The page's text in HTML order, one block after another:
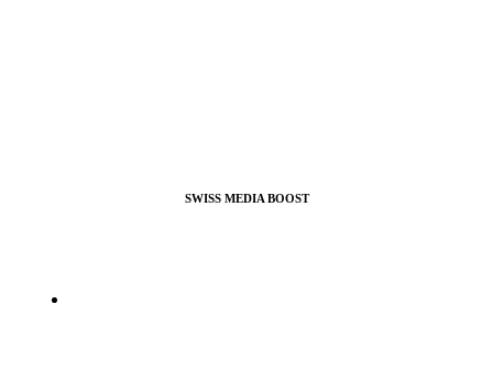
SWISS MEDIA BOOST